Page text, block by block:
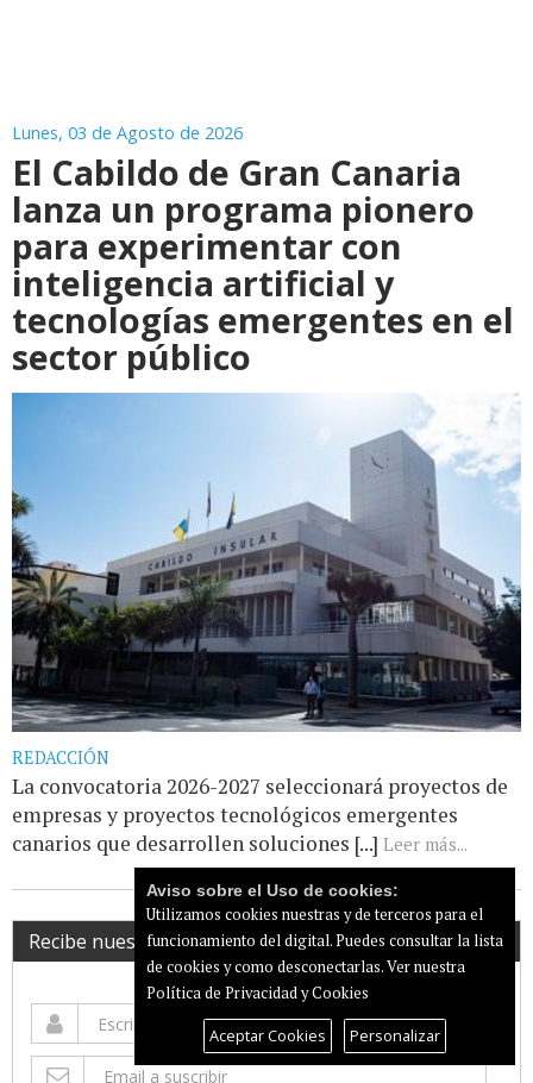
Lunes, 03 de Agosto de 2026
El Cabildo de Gran Canaria
lanza un programa pionero
para experimentar con
inteligencia artificial y
tecnologías emergentes en el
sector público
REDACCIÓN
La convocatoria 2026-2027 seleccionará proyectos de
empresas y proyectos tecnológicos emergentes
canarios que desarrollen soluciones [...] Leer más...
Recibe nuestro newsletter
Aviso sobre el Uso de cookies:
Utilizamos cookies nuestras y de terceros para el
funcionamiento del digital. Puedes consultar la lista
de cookies y como desconectarlas.Ver nuestra
Política de Privacidad y Cookies
Aceptar Cookies Personalizar